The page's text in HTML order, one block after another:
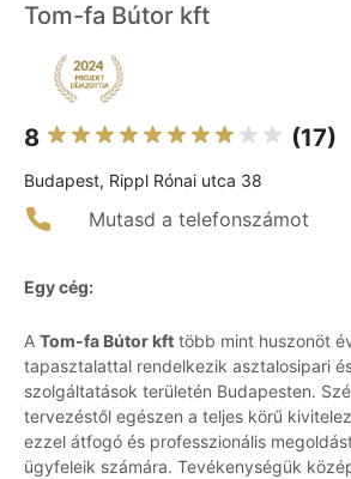
Tom-fa Bútor kft
8 (17)
Budapest, Rippl Rónai utca 38
Mutasd a telefonszámot
Egy cég:
A Tom-fa Bútor kft több mint huszonöt
tapasztalattal rendelkezik asztalosipari
szolgáltatások területén Budapesten.
tervezéstől egészen a teljes körű
ezzel átfogó és professzionális
ügyfeleik számára. Tevékenységük